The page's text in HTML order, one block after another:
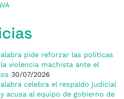
pide reforzar las políticas
violencia machista ante el
30/07/2026
celebra el respaldo judicial
acusa al equipo de gobierno de